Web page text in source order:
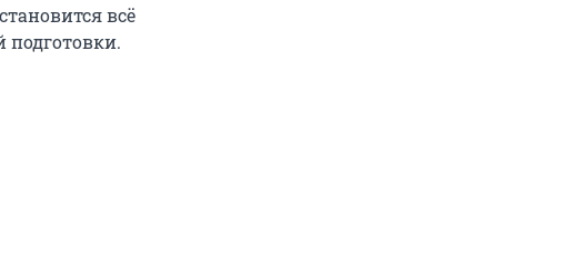
всё
подготовки.